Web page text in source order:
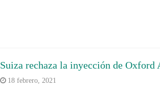
Suiza rechaza la inyección de Oxford
18 febrero, 2021